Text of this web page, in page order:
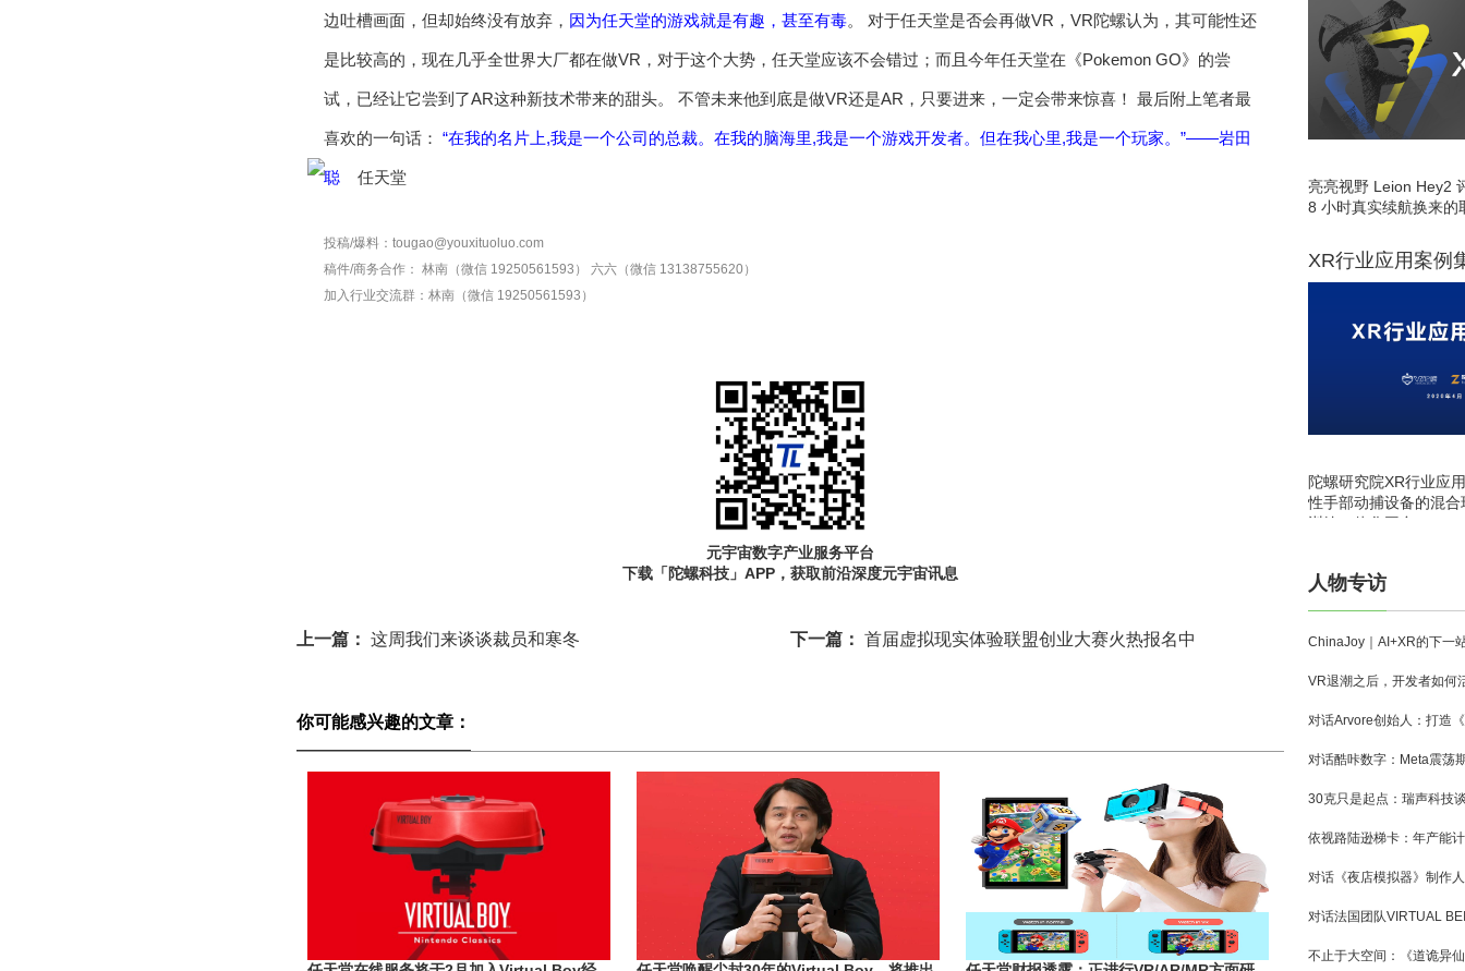
边吐槽画面，但却始终没有放弃， 因为任天堂的游戏就是有趣，甚至有毒。 对于任天堂是否会再做VR，VR陀螺认为，其可能性还
是比较高的，现在几乎全世界大厂都在做VR，对于这个大势，任天堂应该不会错过；而且今年任天堂在《Pokemon GO》的尝
试，已经让它尝到了AR这种新技术带来的甜头。 不管未来他到底是做VR还是AR，只要进来，一定会带来惊喜！ 最后附上笔者最
喜欢的一句话： “在我的名片上,我是一个公司的总裁。在我的脑海里,我是一个游戏开发者。但在我心里,我是一个玩家。”——岩田
聪
投稿/爆料：tougao@youxituoluo.com
稿件/商务合作： 林南（微信 19250561593）
六六（微信 13138755620）
加入行业交流群： 林南（微信 19250561593）
元宇宙数字产业服务平台
下载「陀螺科技」APP，获取前沿深度元宇宙讯息
上一篇： 这周我们来谈谈裁员和寒冬 下一篇： 首届虚拟现实体验联盟创业大赛火热报名中
你可能感兴趣的文章：
亮亮视野 Leion Hey2
8 小时真实续航换来的
XR行业应用案例
陀螺研究院XR行业应
性手部动捕设备的混
训练一体化平台
人物专访